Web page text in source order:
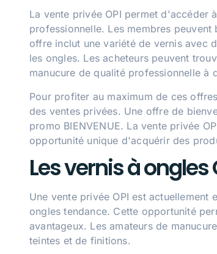
La vente privée OPI permet d'accéder
professionnelle. Les membres
offre inclut une variété de vernis avec
les ongles. Les acheteurs peuvent
manucure de qualité professionnelle à
Pour profiter au maximum de ces
des ventes privées. Une offre de
promo BIENVENUE. La vente privée
opportunité unique d'acquérir des
Les vernis à ongles
Une vente privée OPI est
ongles tendance. Cette opportunité
avantageux. Les amateurs de
teintes et de finitions.